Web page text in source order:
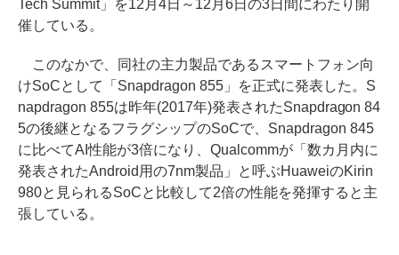
Tech Summit」を12月4日～12月6日の3日間にわたり開
催している。
このなかで、同社の主力製品であるスマートフォン向
けSoCとして「Snapdragon 855」を正式に発表した。S
napdragon 855は昨年(2017年)発表されたSnapdragon 84
5の後継となるフラグシップのSoCで、Snapdragon 845
に比べてAI性能が3倍になり、Qualcommが「数カ月内に
発表されたAndroid用の7nm製品」と呼ぶHuaweiのKirin
980と見られるSoCと比較して2倍の性能を発揮すると主
張している。